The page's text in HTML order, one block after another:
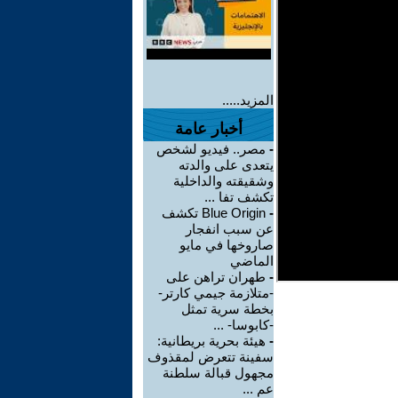
المزيد.....
أخبار عامة
- مصر.. فيديو لشخص
يتعدى على والدته
وشقيقته والداخلية
تكشف تفا ...
-
Blue Origin تكشف
عن سبب انفجار
صاروخها في مايو
الماضي
- طهران تراهن على
-متلازمة جيمي كارتر-
بخطة سرية تمثل
-كابوسا- ...
- هيئة بحرية بريطانية:
سفينة تتعرض لمقذوف
مجهول قبالة سلطنة
عم ...